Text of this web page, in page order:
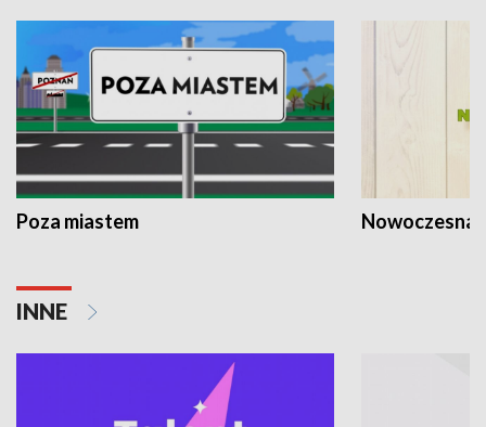
Poza miastem Nowoczesna
INNE